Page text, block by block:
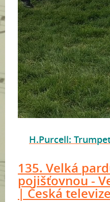
H.Purcell:
135. Velká
pojišťovnou -
| Česká